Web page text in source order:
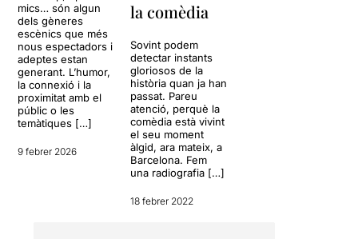
mics… són algun
dels gèneres
escènics que més
nous espectadors i
adeptes estan
generant. L’humor,
la connexió i la
proximitat amb el
públic o les
temàtiques […]
9 febrer 2026
la comèdia
Sovint podem
detectar instants
gloriosos de la
història quan ja han
passat. Pareu
atenció, perquè la
comèdia està vivint
el seu moment
àlgid, ara mateix, a
Barcelona. Fem
una radiografia […]
18 febrer 2022